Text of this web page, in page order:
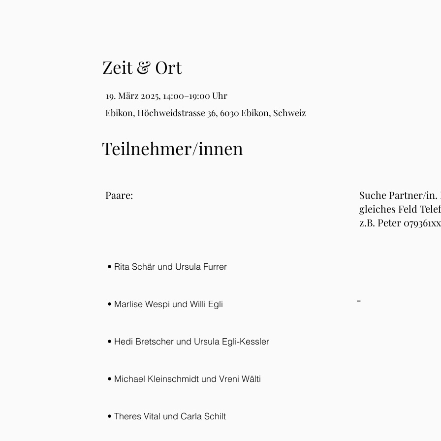
Zeit & Ort
19. März 2025, 14:00–19:00 Uhr
Ebikon, Höchweidstrasse 36, 6030 Ebikon, Schweiz
Teilnehmer/innen
Paare:
• Rita Schär und Ursula Furrer
• Marlise Wespi und Willi Egli
• Hedi Bretscher und Ursula Egli-Kessler
• Michael Kleinschmidt und Vreni Wälti
• Theres Vital und Carla Schilt
Suche Partner/
gleiches Feld
z.B. Peter
-